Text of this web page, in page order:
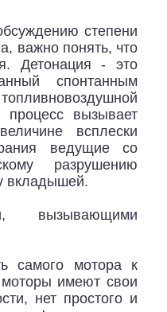
степени
важно понять, что
Детонация - это
спонтанным
вызывает
всплески
ведущие со
разрушению
вкладышей.
вызывающими
самого мотора к
имеют свои
нет простого и